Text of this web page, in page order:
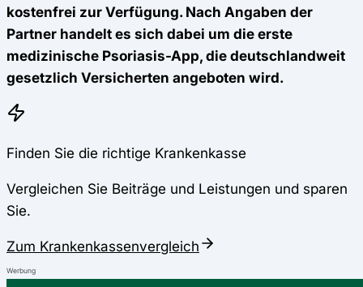
kostenfrei zur Verfügung. Nach Angaben der
Partner handelt es sich dabei um die erste
medizinische Psoriasis-App, die deutschlandweit
gesetzlich Versicherten angeboten wird.
Finden Sie die richtige Krankenkasse
Vergleichen Sie Beiträge und Leistungen und sparen
Sie.
Zum Krankenkassenvergleich
Werbung